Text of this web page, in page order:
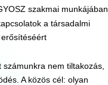
szakmai munkájában
a társadalmi
nem tiltakozás,
A közös cél: olyan